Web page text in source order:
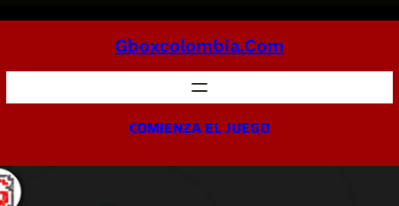
Gboxcolombia.com
COMIENZA EL JUEGO